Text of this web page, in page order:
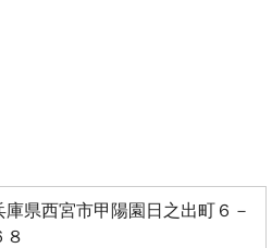
庫県西宮市甲陽園日之出町６－
８